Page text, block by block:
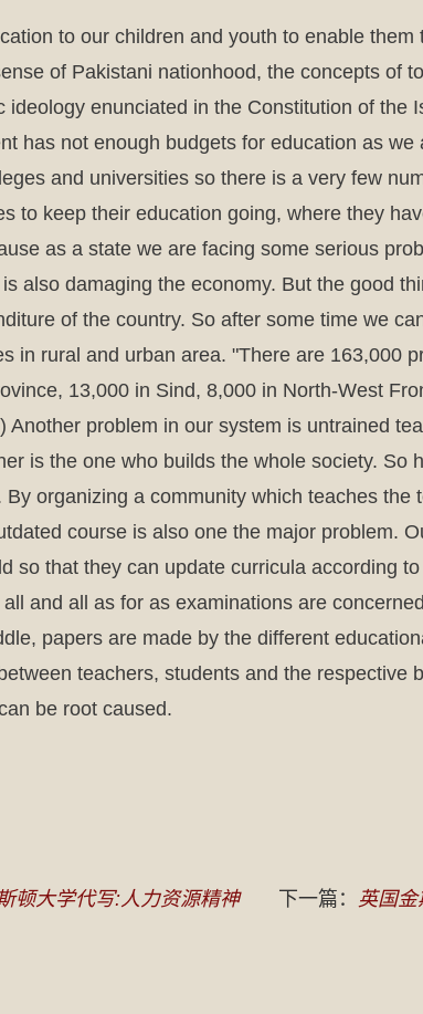
to our children and youth to enable
of Pakistani nationhood, the concepts of
enunciated in the Constitution of the
has not enough budgets for education as
and universities so there is a very few
to keep their education going, where they
as a state we are facing some serious
also damaging the economy. But the good
of the country. So after some time we
in rural and urban area. "There are 163,000
13,000 in Sind, 8,000 in North-West
problem in our system is untrained
is the one who builds the whole society. So
organizing a community which teaches
course is also one the major problem.
so that they can update curricula according
and all as for as examinations are
papers are made by the different
teachers, students and the respective
be root caused.
顿大学代写:人力资源精神 下一篇： 英国